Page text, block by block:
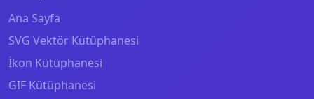
Ana Sayfa
SVG Vektör Kütüphanesi
İkon Kütüphanesi
GIF Kütüphanesi